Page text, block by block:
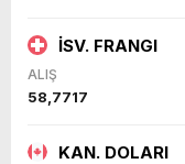
İSV. FRANGI
ALIŞ
58,7717
KAN. DOLARI